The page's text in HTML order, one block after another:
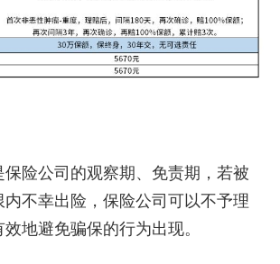
险公司的观察期、免责期，若被
不幸出险，保险公司可以不予理
地避免骗保的行为出现。